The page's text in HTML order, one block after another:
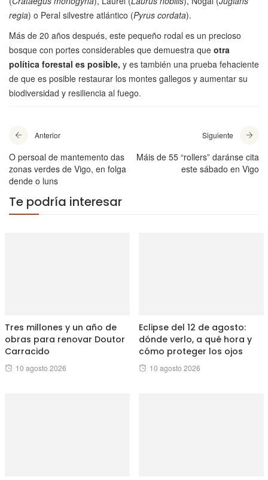
regia) o Peral silvestre atlántico (Pyrus cordata).
Más de 20 años después, este pequeño rodal es un precioso
bosque con portes considerables que demuestra que otra
política forestal es posible, y es también una prueba fehaciente
de que es posible restaurar los montes gallegos y aumentar su
biodiversidad y resiliencia al fuego.
Anterior
O persoal de mantemento das
zonas verdes de Vigo, en folga
dende o luns
Siguiente
Máis de 55 “rollers” daránse cita
este sábado en Vigo
Te podría interesar
Tres millones y un año de
obras para renovar Doutor
Carracido
Posted
10 agosto 2026
Eclipse del 12 de agosto:
dónde verlo, a qué hora y
cómo proteger los ojos
Posted
10 agosto 2026